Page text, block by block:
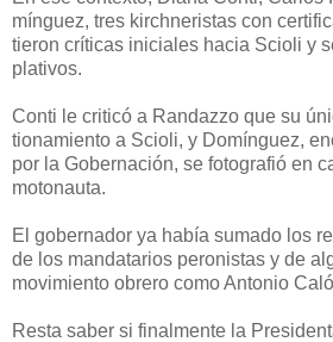
mín­guez, tres kirch­ne­ris­tas con
tie­ron crí­ti­cas ini­cia­les ha­cia Scio­li y
pla­ti­vos.
Con­ti le cri­ti­có a Ran­daz­zo que su
tio­na­mien­to a Scio­li, y Do­mín­guez,
por la Go­ber­na­ción, se fo­to­gra­fió en
mo­to­nau­ta.
El go­ber­na­dor ya ha­bía su­ma­do los
de los man­da­ta­rios pe­ro­nis­tas y de
mo­vi­mien­to obre­ro co­mo An­to­nio
Res­ta sa­ber si fi­nal­men­te la